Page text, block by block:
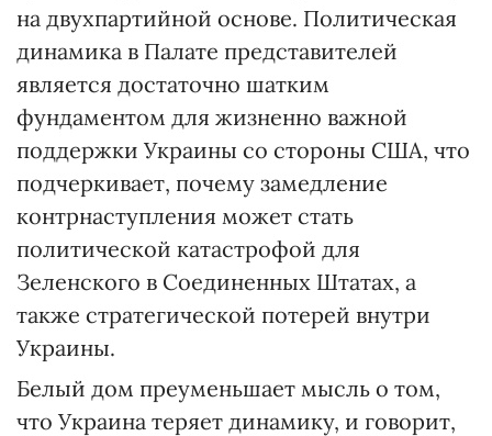
на двухпартийной основе. Политическая
динамика в Палате представителей
является достаточно шатким
фундаментом для жизненно важной
поддержки Украины со стороны США, что
подчеркивает, почему замедление
контрнаступления может стать
политической катастрофой для
Зеленского в Соединенных Штатах, а
также стратегической потерей внутри
Украины.
Белый дом преуменьшает мысль о том,
что Украина теряет динамику, и говорит,